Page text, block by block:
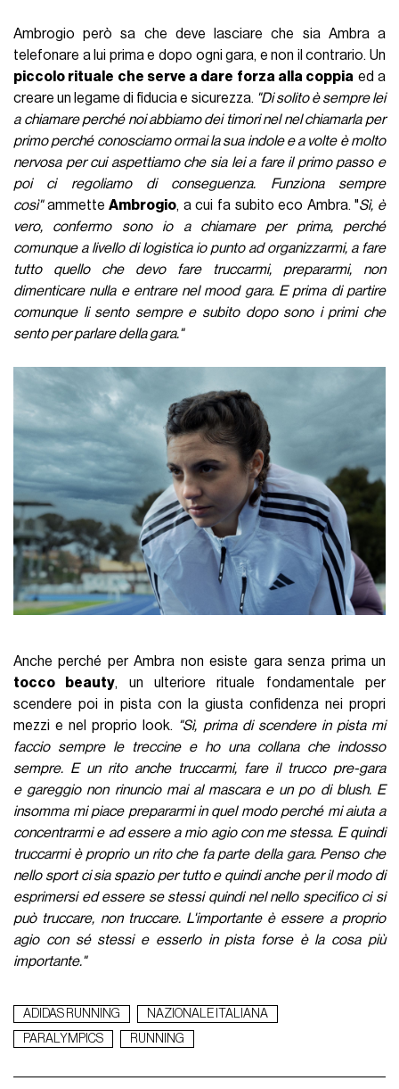
Ambrogio però sa che deve lasciare che sia Ambra a
telefonare a lui prima e dopo ogni gara, e non il contrario. Un
piccolo rituale che serve a dare forza alla coppia ed a
creare un legame di fiducia e sicurezza. "Di solito è sempre lei
a chiamare perché noi abbiamo dei timori nel nel chiamarla per
primo perché conosciamo ormai la sua indole e a volte è molto
nervosa per cui aspettiamo che sia lei a fare il primo passo e
poi ci regoliamo di conseguenza. Funziona sempre
così"ammetteAmbrogio, a cui fa subito eco Ambra. "Sì, è
vero, confermo sono io a chiamare per prima, perché
comunque a livello di logistica io punto ad organizzarmi, a fare
tutto quello che devo fare truccarmi, prepararmi, non
dimenticare nulla e entrare nel mood gara. E prima di partire
comunque li sento sempre e subito dopo sono i primi che
sento per parlare della gara."
Anche perché per Ambra non esiste gara senza prima un
tocco beauty, un ulteriore rituale fondamentale per
scendere poi in pista con la giusta confidenza nei propri
mezzi e nel proprio look. "Sì, prima di scendere in pista mi
faccio sempre le treccine e ho una collana che indosso
sempre. E un rito anche truccarmi, fare il trucco pre-gara
e gareggio non rinuncio mai al mascara e un po di blush. E
insomma mi piace prepararmi in quel modo perché mi aiuta a
concentrarmi e ad essere a mio agio con me stessa. E quindi
truccarmi è proprio un rito che fa parte della gara. Penso che
nello sport ci sia spazio per tutto e quindi anche per il modo di
esprimersi ed essere se stessi quindi nel nello specifico ci si
può truccare, non truccare. L'importante è essere a proprio
agio con sé stessi e esserlo in pista forse è la cosa più
importante."
ADIDAS RUNNING
NAZIONALE ITALIANA
PARALYMPICS
RUNNING